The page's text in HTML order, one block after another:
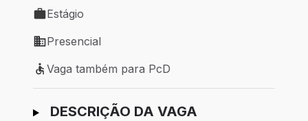
Tipo de vaga: Estágio
Estágio
Modelo de trabalho: Presencial
Presencial
Vaga também para PcD
Vaga também para PcD
Ir para candidatura
DESCRIÇÃO DA VAGA